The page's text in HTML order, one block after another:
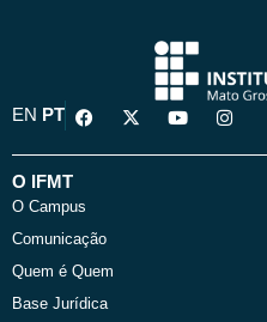
EN PT
F
a
e
o
k
X
-
w
Y
o
t
I
n
t
O IFMT
O Campus
Comunicação
Quem é Quem
Base Jurídica